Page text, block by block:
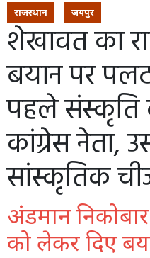
राजस्थान जयपुर
शेखावत का
बयान पर
पहले संस्कृति
कांग्रेस नेता,
सांस्कृतिक
अंडमान
को लेकर दिए